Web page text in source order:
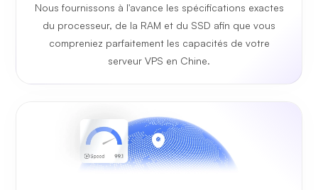
Nous fournissons à l'avance les spécifications exactes
du processeur, de la RAM et du SSD afin que vous
compreniez parfaitement les capacités de votre
serveur VPS en Chine.